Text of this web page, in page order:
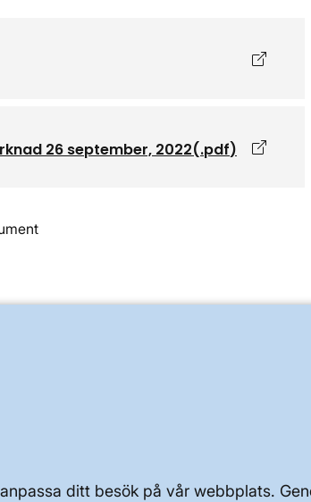
ditt besök på vår webbplats.
26 september, 2022(.pdf)